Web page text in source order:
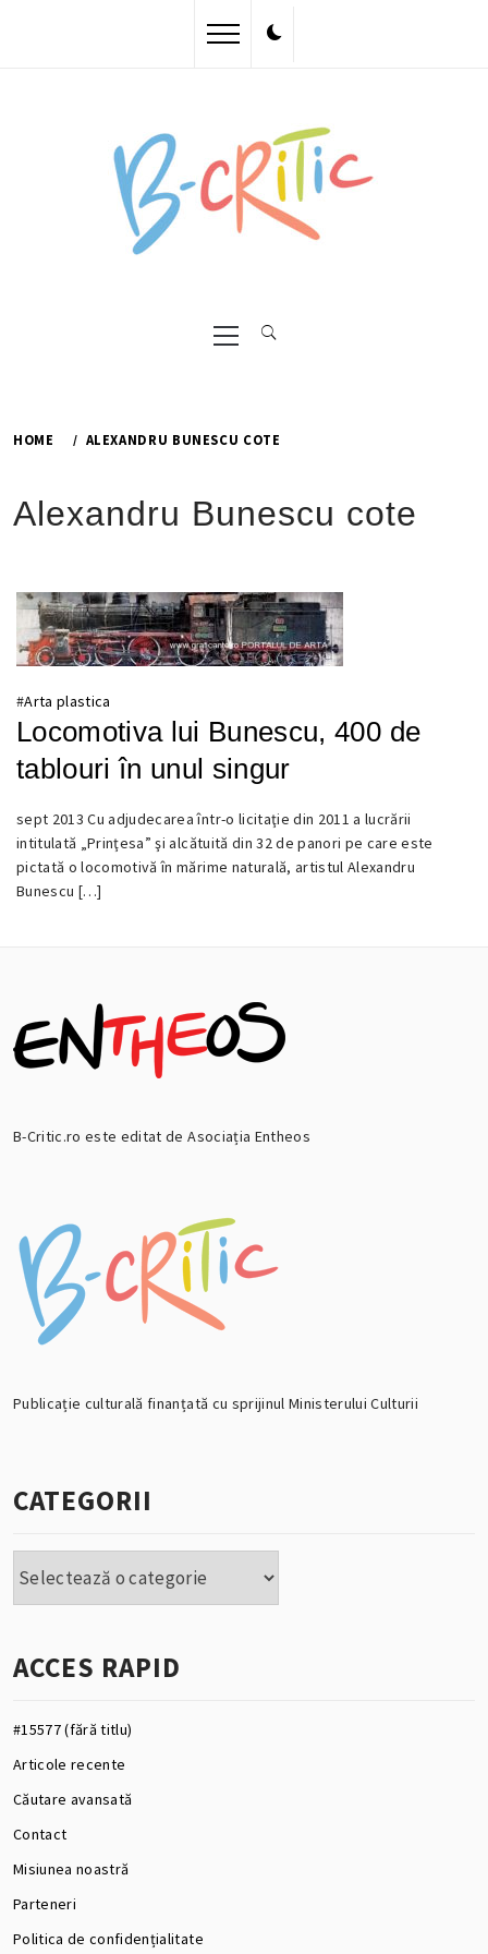
Primary
Menu
HOME ALEXANDRU BUNESCU COTE
Alexandru Bunescu cote
#Arta plastica
Locomotiva lui Bunescu, 400 de
tablouri în unul singur
9
SEPTEMBRIE
2013
0
sept 2013 Cu adjudecarea într-o licitaţie din 2011 a lucrării
intitulată „Prinţesa” şi alcătuită din 32 de panori pe care este
pictată o locomotivă în mărime naturală, artistul Alexandru
Bunescu […]
B-Critic.ro este editat de Asociația Entheos
Publicație culturală finanțată cu sprijinul Ministerului Culturii
CATEGORII
ACCES RAPID
#15577 (fără titlu)
Articole recente
Căutare avansată
Contact
Misiunea noastră
Parteneri
Politica de confidențialitate